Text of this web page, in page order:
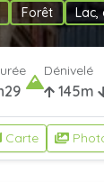
Forêt Lac,
Dénivelé
145m
Carte